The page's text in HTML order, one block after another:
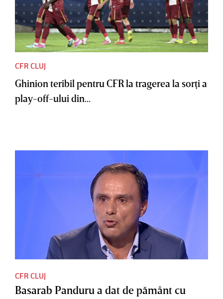
CFR CLUJ
Ghinion teribil pentru CFR la tragerea la sorţi a
play-off-ului din...
CFR CLUJ
Basarab Panduru a dat de pământ cu